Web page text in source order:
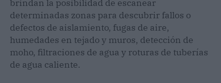
brindan la posibilidad de escanear
determinadas zonas para descubrir fallos o
defectos de aislamiento, fugas de aire,
humedades en tejado y muros, detección de
moho, filtraciones de agua y roturas de tuberías
de agua caliente.